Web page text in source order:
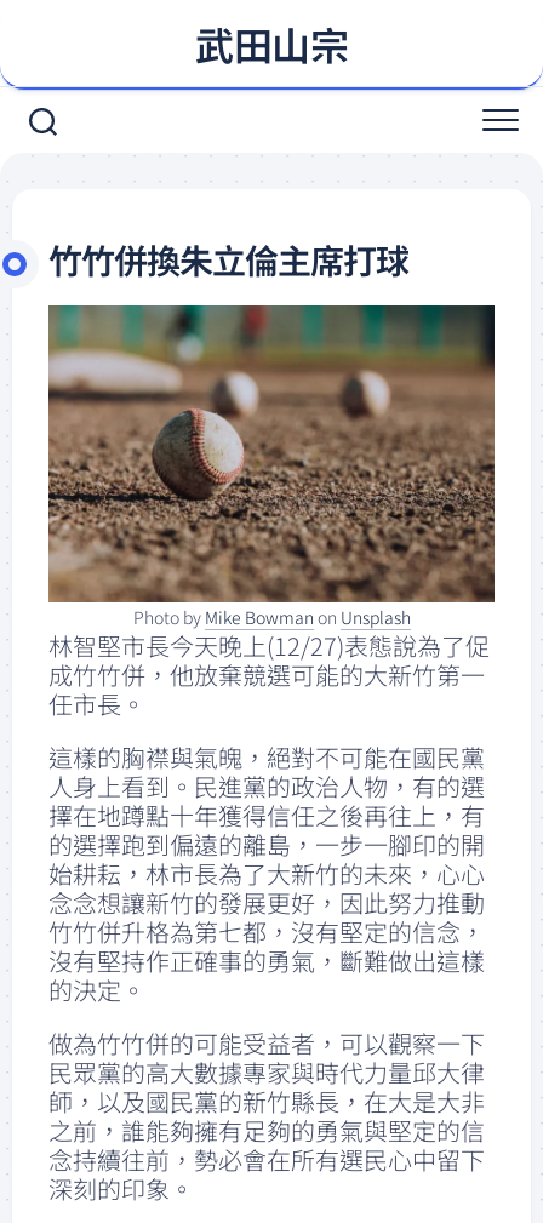
content
武田山宗
竹竹併換朱立倫主席打球
Photo by Mike Bowman on Unsplash
林智堅市長今天晚上(12/27)表態說為了促
成竹竹併，他放棄競選可能的大新竹第一
任市長。
這樣的胸襟與氣魄，絕對不可能在國民黨
人身上看到。民進黨的政治人物，有的選
擇在地蹲點十年獲得信任之後再往上，有
的選擇跑到偏遠的離島，一步一腳印的開
始耕耘，林市長為了大新竹的未來，心心
念念想讓新竹的發展更好，因此努力推動
竹竹併升格為第七都，沒有堅定的信念，
沒有堅持作正確事的勇氣，斷難做出這樣
的決定。
做為竹竹併的可能受益者，可以觀察一下
民眾黨的高大數據專家與時代力量邱大律
師，以及國民黨的新竹縣長，在大是大非
之前，誰能夠擁有足夠的勇氣與堅定的信
念持續往前，勢必會在所有選民心中留下
深刻的印象。